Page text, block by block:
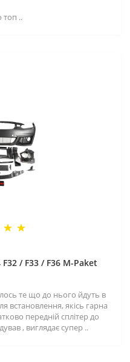
топ ..
/ F33 / F36 M-Paket
те що до нього йдуть в
встановлення, якісь гарна
передній сплітер до
, виглядає супер ..